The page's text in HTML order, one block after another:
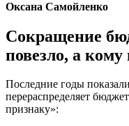
Оксана Самойленко
Сокращение
повезло, а кому
Последние годы
перераспределяет
признаку»: